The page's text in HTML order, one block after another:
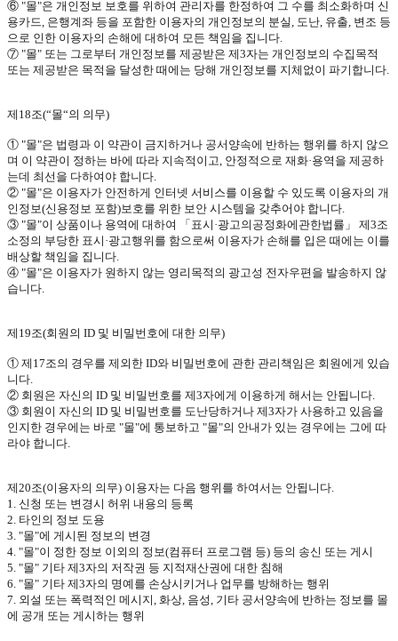
⑥ "몰"은 개인정보 보호를 위하여 관리자를 한정하여 그 수를 최소화하며 신
용카드 은행계좌 등을 포함한 이용자의 개인정보의 분실 도난 유출 변조 등
으로 인한 이용자의 손해에 대하여 모든 책임을 집니다
⑦ "몰" 또는 그로부터 개인정보를 제공받은 제3자는 개인정보의 수집목적
또는 제공받은 목적을 달성한 때에는 당해 개인정보를 지체없이 파기합니다
제 18조(“몰“의 의무)
① "몰"은 법령과 이 약관이 금지하거나 공서양속에 반하는 행위를 하지 않으
며 이 약관이 정하는 바에 따라 지속적이고 안정적으로 재화·용역을 제공하
는데 최선을 다하여야 합니다
② "몰"은 이용자가 안전하게 인터넷 서비스를 이용할 수 있도록 이용자의 개
인정보(신용정보 포함)보호를 위한 보안 시스템을 갖추어야 합니다
③ "몰"이 상품이나 용역에 대하여 「표시·광고의공정화에관한법률」 제3조
소정의 부당한 표시·광고행위를 함으로써 이용자가 손해를 입은 때에는 이를
배상할 책임을 집니다
④ "몰"은 이용자가 원하지 않는 영리목적의 광고성 전자우편을 발송하지 않
습니다
제 19조(회원의 ID 및 비밀번호에 대한 의무)
① 제 17조의 경우를 제외한 ID와 비밀번호에 관한 관리책임은 회원에게 있습
니다
② 회원은 자신의 ID 및 비밀번호를 제3자에게 이용하게 해서는 안됩니다
③ 회원이 자신의 ID 및 비밀번호를 도난당하거나 제3자가 사용하고 있음을
인지한 경우에는 바로 "몰"에 통보하고 "몰"의 안내가 있는 경우에는 그에 따
라야 합니다
제20조(이용자의 의무) 이용자는 다음 행위를 하여서는 안됩니다
1. 신청 또는 변경시 허위 내용의 등록
2. 타인의 정보 도용
3. "몰"에 게시된 정보의 변경
4. "몰"이 정한 정보 이외의 정보(컴퓨터 프로그램 등) 등의 송신 또는 게시
5. "몰" 기타 제3자의 저작권 등 지적재산권에 대한 침해
6. "몰" 기타 제3자의 명예를 손상시키거나 업무를 방해하는 행위
7. 외설 또는 폭력적인 메시지 화상 음성 기타 공서양속에 반하는 정보를 몰
에 공개 또는 게시하는 행위